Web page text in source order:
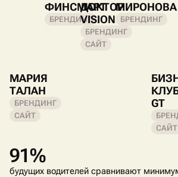
МАРИЯ
ТАЛАН
БРЕНДИНГ
САЙТ
ФИНСМАРТ
БРЕНДИНГ
ДОКТОР
VISION
БРЕНДИНГ
САЙТ
МИРОНОВА
БРЕНДИНГ
GT
САЙТ
91%
будущих водителей сравнивают